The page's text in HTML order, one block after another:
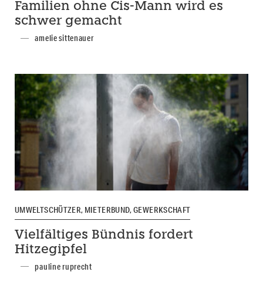
Familien ohne Cis-Mann wird es
schwer gemacht
amelie sittenauer
UMWELTSCHÜTZER, MIETERBUND, GEWERKSCHAFT
Vielfältiges Bündnis fordert
Hitzegipfel
pauline ruprecht